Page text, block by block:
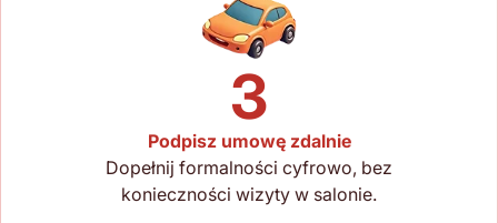
3
Podpisz umowę zdalnie
Dopełnij formalności cyfrowo, bez
konieczności wizyty w salonie.